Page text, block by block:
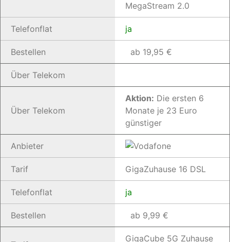
MegaStream 2.0
Telefonflat ja
Bestellen ab 19,95 €
Über Telekom
Über Telekom
Aktion: Die ersten 6
Monate je 23 Euro
günstiger
Anbieter
Tarif GigaZuhause 16 DSL
Telefonflat ja
Bestellen ab 9,99 €
GigaCube 5G Zuhause